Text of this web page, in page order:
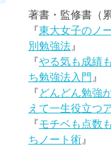
著書・監修書（
『東大女子のノ
別勉強法 』
『やる気も成績
ち勉強法入門 』
『どんどん勉強
えて一生役立つ
『モチベも点数
ちノート術 』